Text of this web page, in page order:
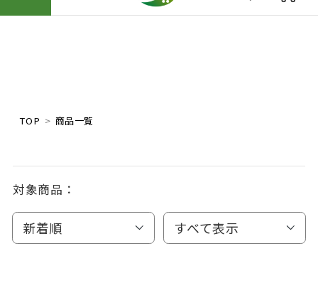
TOP 商品一覧
対象商品：
新着順 すべて表示